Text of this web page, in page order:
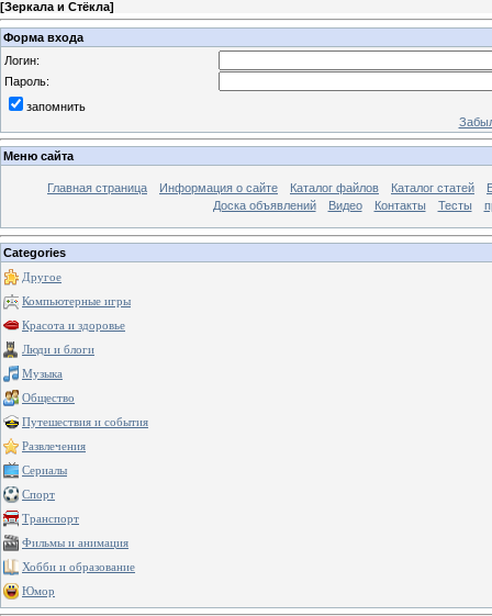
[Зеркала и Стёкла]
Форма входа
Логин:
Пароль:
запомнить
Меню сайта
Главная страница Информация о сайте Каталог файлов Каталог статей
Доска объявлений
Видео Контакты Тесты
Categories
Другое
Компьютерные игры
Красота и здоровье
Люди и блоги
Музыка
Общество
Путешествия и события
Развлечения
Сериалы
Спорт
Транспорт
Фильмы и анимация
Хобби и образование
Юмор